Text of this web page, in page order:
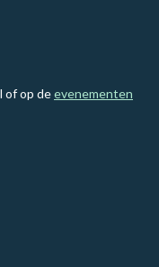
of op deevenementen